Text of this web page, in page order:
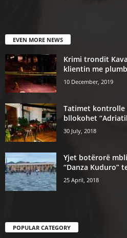
EVEN MORE NEWS
Krimi trondit
klientin me
10 December, 2019
Tatimet kontrolle
bllokohet
30 July, 2018
Yjet botërorë
“Danza Kuduro”
25 April, 2018
POPULAR CATEGORY